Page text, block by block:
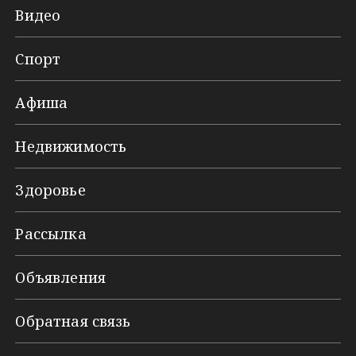
Видео
Спорт
Афиша
Недвижимость
Здоровье
Рассылка
Объявления
Обратная связь